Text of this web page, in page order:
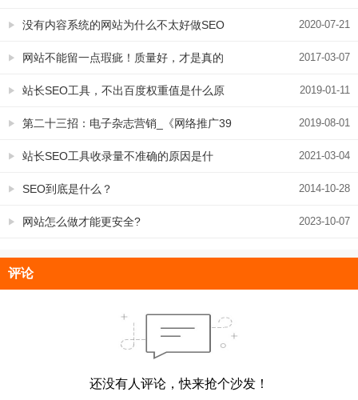
网站备案审核标准 2020-07-21
没有内容系统的网站为什么不太好做SEO
2017-03-07
网站不能留一点瑕疵！质量好，才是真的
好！ 2019-01-11
站长SEO工具，不出百度权重值是什么原
因 2019-08-01
第二十三招：电子杂志营销_《网络推广39
招》 2021-03-04
站长SEO工具收录量不准确的原因是什
么？ 2014-10-28
SEO到底是什么？
2023-10-07
网站怎么做才能更安全?
评论
还没有人评论，快来抢个沙发！